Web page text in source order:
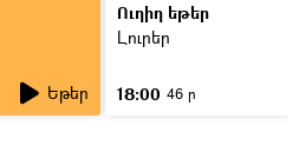
Եթեր
Ուղիղ եթեր
Լուրեր
18:00 46 ր